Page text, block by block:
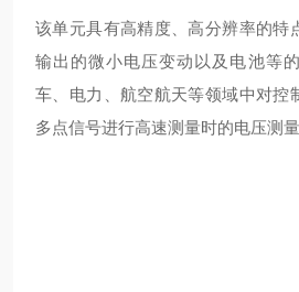
该单元具有高精度、高分辨率的特
输出的微小电压变动以及电池等
车、电力、航空航天等领域中对控
多点信号进行高速测量时的电压测量